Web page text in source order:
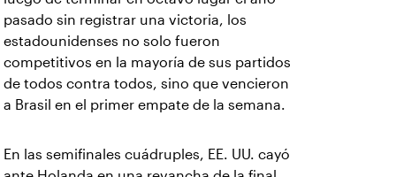
pasado sin registrar una victoria, los
estadounidenses no solo fueron
competitivos en la mayoría de sus partidos
de todos contra todos, sino que vencieron
a Brasil en el primer empate de la semana.
En las semifinales cuádruples, EE. UU. cayó